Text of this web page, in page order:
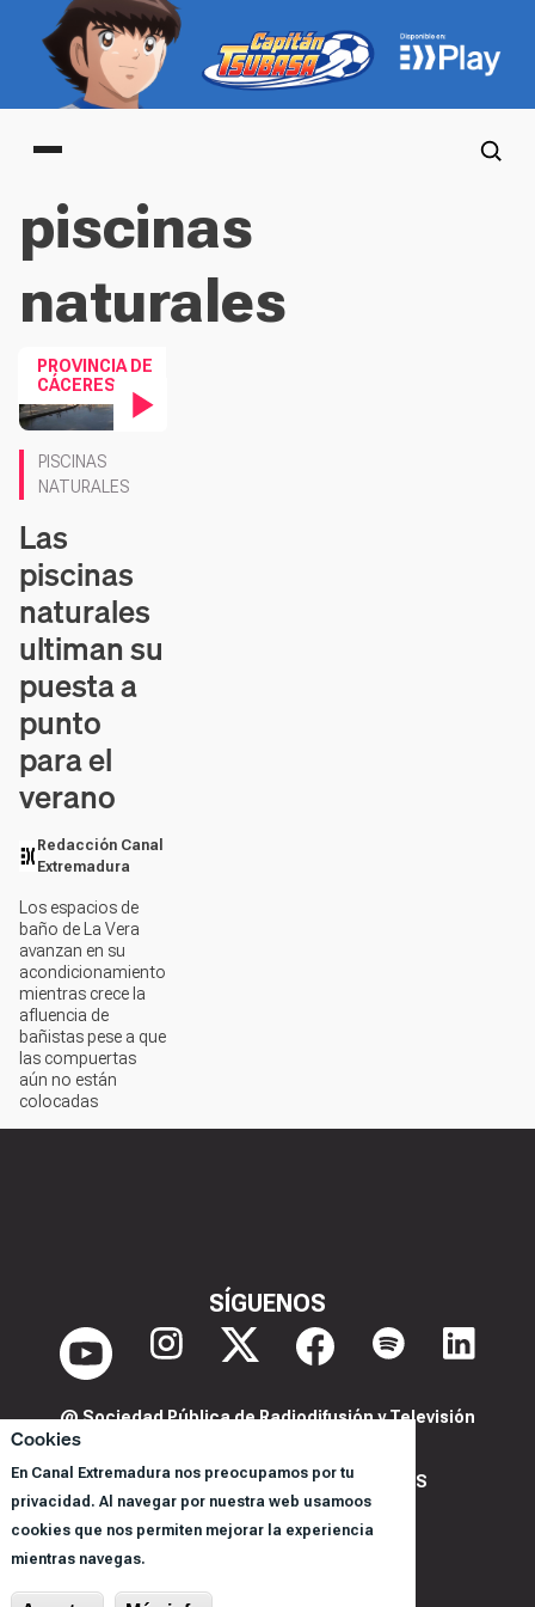
Cookies
En Canal Extremadura nos preocupamos por tu
privacidad. Al navegar por nuestra web usamoos
cookies que nos permiten mejorar la experiencia
mientras navegas.
Main menu
piscinas
naturales
PROVINCIA DE
CÁCERES
PISCINAS
NATURALES
Las
piscinas
naturales
ultiman su
puesta a
punto
para el
verano
Redacción Canal
Extremadura
Los espacios de
baño de La Vera
avanzan en su
acondicionamiento
mientras crece la
afluencia de
bañistas pese a que
las compuertas
aún no están
colocadas
SÍGUENOS
@ Sociedad Pública de Radiodifusión y Televisión
POLITICA DE PRIVACIDAD Y COOKIES